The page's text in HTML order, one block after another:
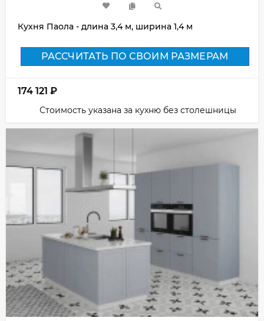
Кухня Паола - длина 3,4 м, ширина 1,4 м
РАССЧИТАТЬ ПО СВОИМ РАЗМЕРАМ
174 121 ₽
Стоимость указана за кухню без столешницы